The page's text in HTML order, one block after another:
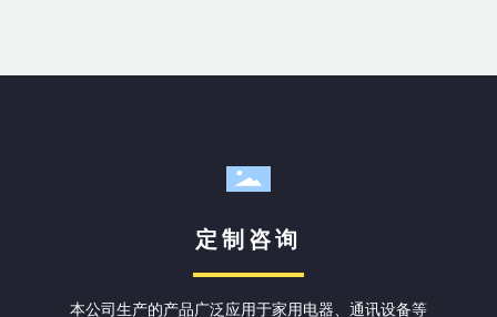
定制咨询
本公司生产的产品广泛应用于家用电器、通讯设备等